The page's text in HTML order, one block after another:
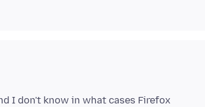
I don't know in what cases Firefox